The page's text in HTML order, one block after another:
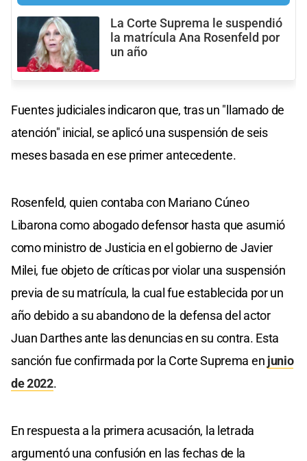
La Corte Suprema le suspendió
la matrícula Ana Rosenfeld por
un año
Fuentes judiciales indicaron que, tras un "llamado de
atención" inicial, se aplicó una suspensión de seis
meses basada en ese primer antecedente.
Rosenfeld, quien contaba con Mariano Cúneo
Libarona como abogado defensor hasta que asumió
como ministro de Justicia en el gobierno de Javier
Milei, fue objeto de críticas por violar una suspensión
previa de su matrícula, la cual fue establecida por un
año debido a su abandono de la defensa del actor
Juan Darthes ante las denuncias en su contra. Esta
sanción fue confirmada por la Corte Suprema en junio
de 2022.
En respuesta a la primera acusación, la letrada
argumentó una confusión en las fechas de la